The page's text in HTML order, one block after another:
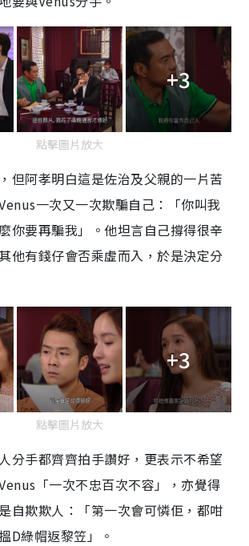
+3
點擊圖片放大
但阿孝明白這是佐治及父親的一片苦
一次又一次欺騙自己：「你叫我
你要再騙我」。他坦言自己撐得很辛
他有錢仔會否乘虛而入，於是決定分
+3
點擊圖片放大
分手都齊齊拍手讚好，更表示不希望
「一次不忠百次不容」，亦覺得
自欺欺人：「第一次會可憐佢，都咁
D綠帽返黎笠」。